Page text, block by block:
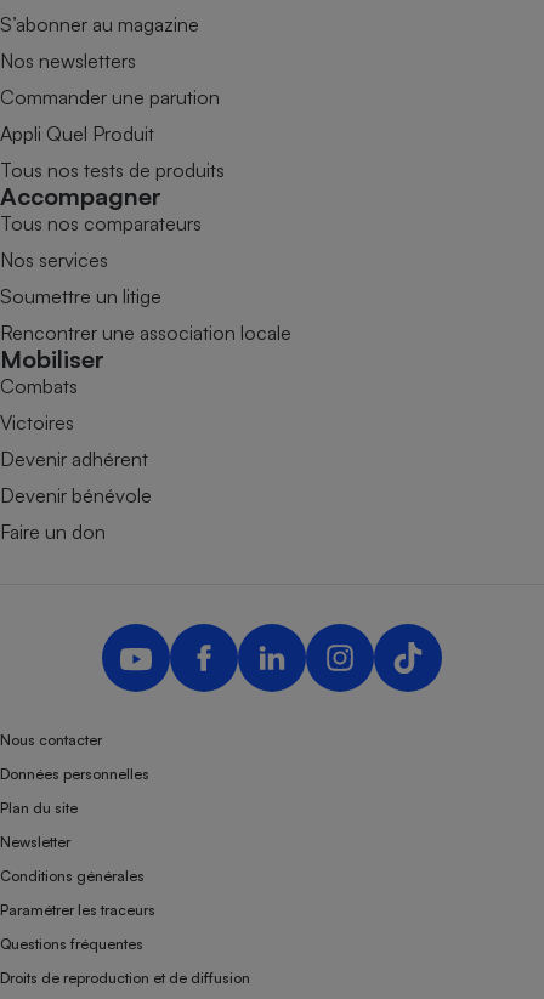
S’abonner au magazine
Nos newsletters
Commander une parution
Appli Quel Produit
Tous nos tests de produits
Accompagner
Tous nos comparateurs
Nos services
Soumettre un litige
Rencontrer une association locale
Mobiliser
Combats
Victoires
Devenir adhérent
Devenir bénévole
Faire un don
Nous contacter
Données personnelles
Plan du site
Newsletter
Conditions générales
Paramétrer les traceurs
Questions fréquentes
Droits de reproduction et de diffusion